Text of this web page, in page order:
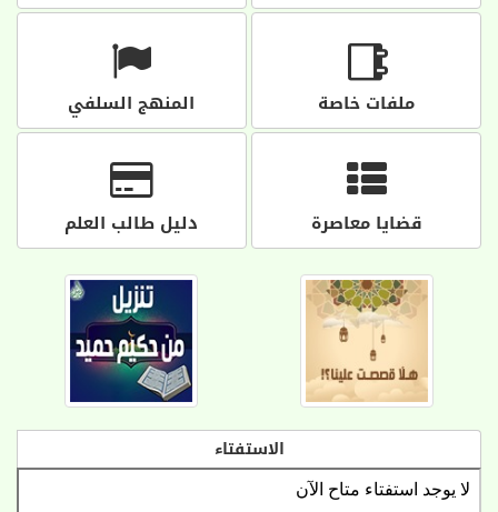
ملفات خاصة المنهج السلفي
قضايا معاصرة دليل طالب العلم
الاستفتاء